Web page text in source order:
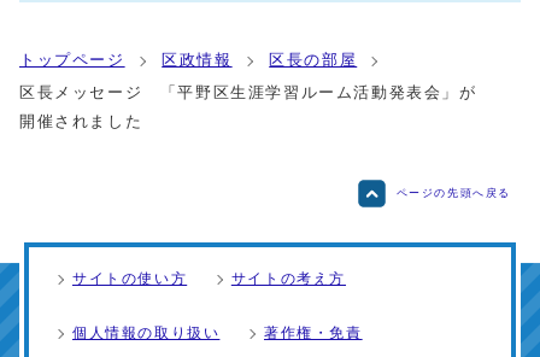
トップページ 区政情報
区長の部屋
区長メッセージ 「平野区生涯学習ルーム活動発表会」が
開催されました
ページの先頭へ戻る
サイトの使い方 サイトの考え方
個人情報の取り扱い 著作権・免責